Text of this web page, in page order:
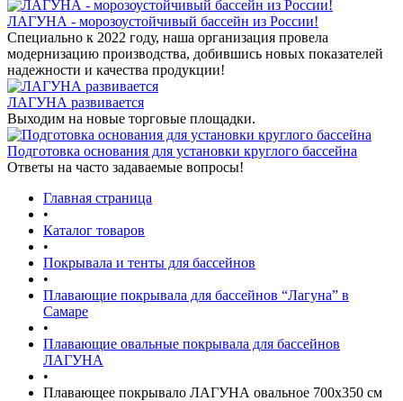
ЛАГУНА - морозоустойчивый бассейн из России!
Специально к 2022 году, наша организация провела
модернизацию производства, добившись новых показателей
надежности и качества продукции!
ЛАГУНА развивается
Выходим на новые торговые площадки.
Подготовка основания для установки круглого бассейна
Ответы на часто задаваемые вопросы!
Главная страница
•
Каталог товаров
•
Покрывала и тенты для бассейнов
•
Плавающие покрывала для бассейнов “Лагуна” в
Самаре
•
Плавающие овальные покрывала для бассейнов
ЛАГУНА
•
Плавающее покрывало ЛАГУНА овальное 700х350 см